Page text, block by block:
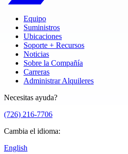
Equipo
Suministros
Ubicaciones
Soporte + Recursos
Noticias
Sobre la Compañía
Carreras
Administrar Alquileres
Necesitas ayuda?
(726) 216-7706
Cambia el idioma:
English